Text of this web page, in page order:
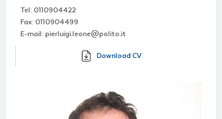
Tel: 0110904422
Fax: 0110904499
E-mail: pierluigi.leone@polito.it
Download CV